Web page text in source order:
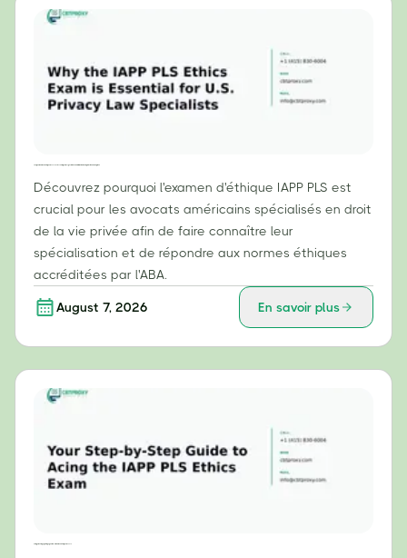
Découvrez pourquoi l'examen d'éthique IAPP PLS est
crucial pour les avocats américains spécialisés en droit
de la vie privée afin de faire connaître leur
spécialisation et de répondre aux normes éthiques
accréditées par l'ABA.
August 7, 2026 En savoir plus